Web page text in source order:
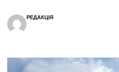
РЕДАКЦІЯ